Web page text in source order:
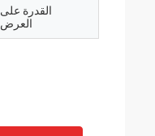
القدرة على
العرض